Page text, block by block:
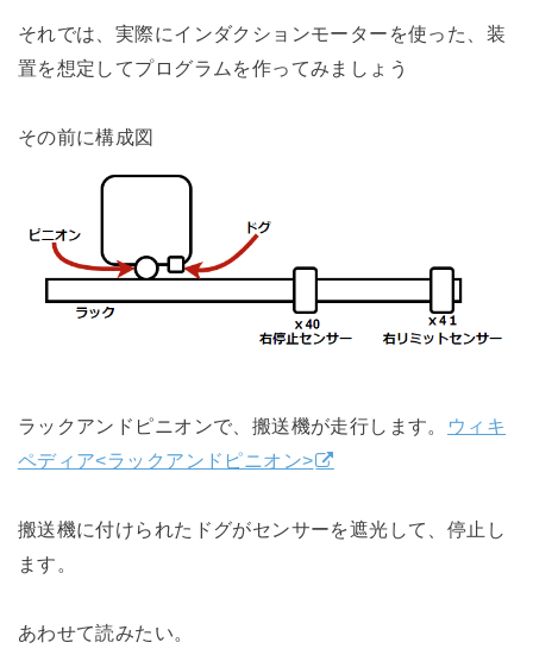
それでは、実際にインダクションモーターを使った、装
置を想定してプログラムを作ってみましょう
その前に構成図
ラックアンドピニオンで、搬送機が走行します。
ウィキ
ペディア<ラックアンドピニオン>
搬送機に付けられたドグがセンサーを遮光して、停止し
ます。
あわせて読みたい。